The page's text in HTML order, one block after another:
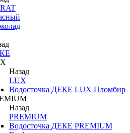
Назад
LUX
Водосточка ДЕКЕ LUX Пломбир
Назад
PREMIUM
Водосточка ДЕКЕ PREMIUM